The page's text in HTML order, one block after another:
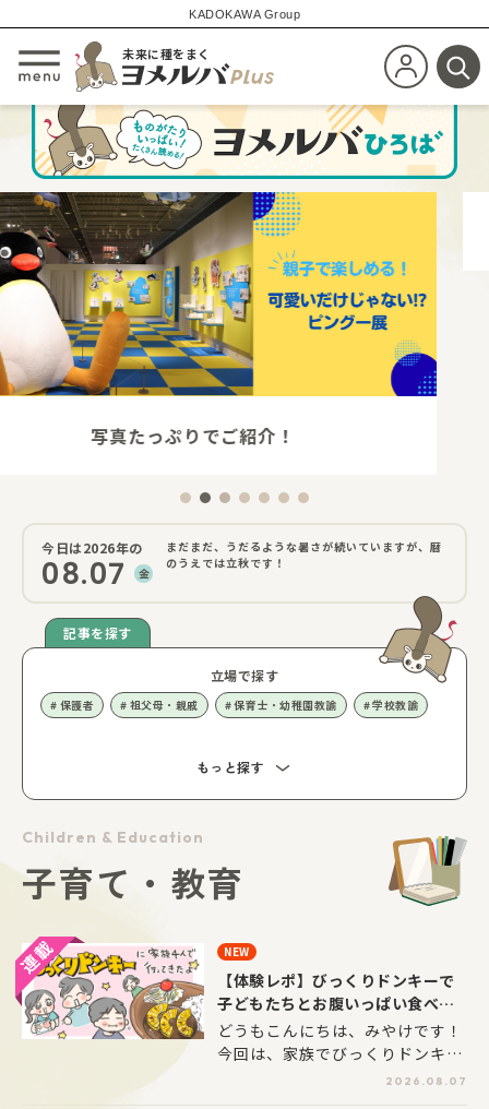
KADOKAWA Group
メニューを開閉する
未来に種をまく
新規会員登
検
夏を満喫するための情報を大特集！
今日は2026年の
08.07 金
まだまだ、うだるような暑さが続いていますが、暦
のうえでは立秋です！
記事を探す
立場で探す
保護者 祖父母・親戚 保育士・幼稚園教諭 学校教諭
もっと探す
Children & Education
子育て・教育
NEW
【体験レポ】びっくりドンキーで
子どもたちとお腹いっぱい食べて
きた！
どうもこんにちは、みやけです！
今回は、家族でびっくりドンキー
に行ってきました！びっくりドン
2026.08.07